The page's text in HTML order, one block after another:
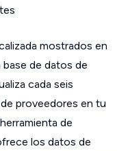
mostrados en
de datos de
cada seis
proveedores en tu
de
los datos de